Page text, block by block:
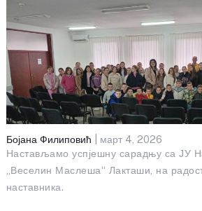
Бојана Филиповић | март 4, 2026
Настављамо успјешну сарадњу са ЈУ
„Веселин Маслеша“ Лакташи, на
наставника.